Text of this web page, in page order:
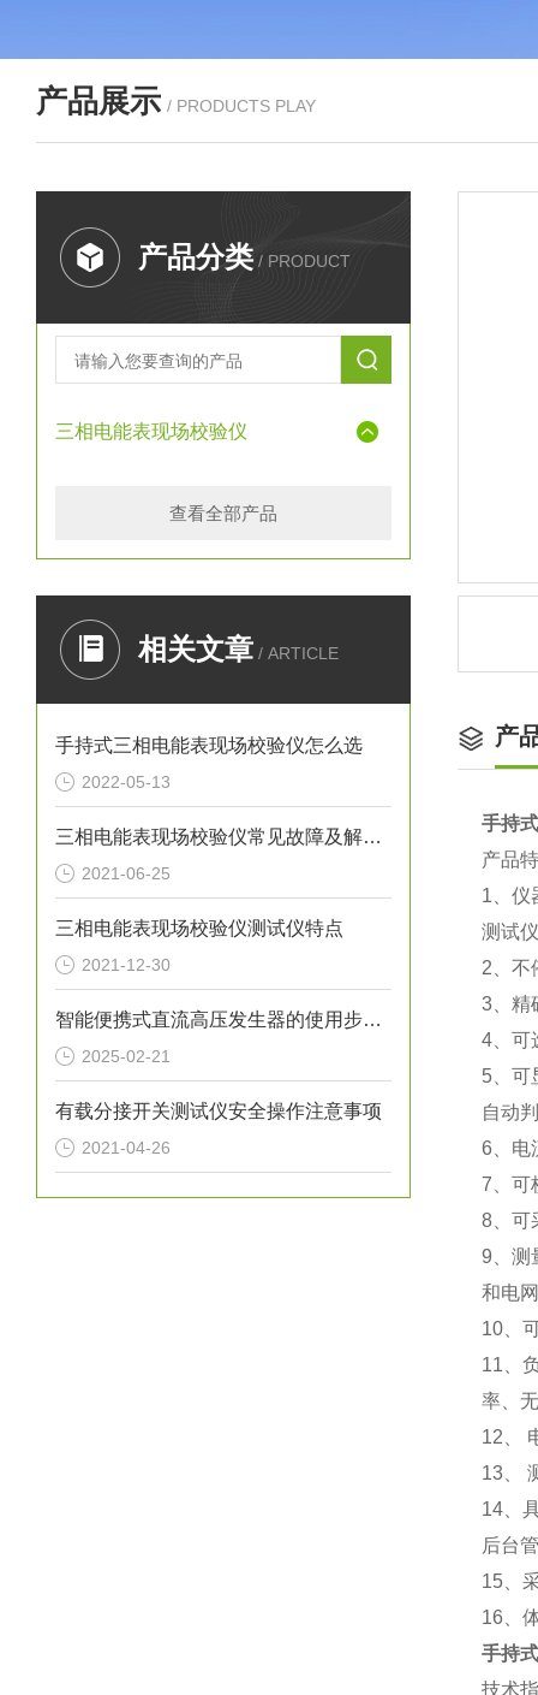
产品展示 / PRODUCTS PLAY
产品分类 / PRODUCT
三相电能表现场校验仪
查看全部产品
相关文章 / ARTICLE
手持式三相电能表现场校验仪怎么选
2022-05-13
三相电能表现场校验仪常见故障及解决方法
2021-06-25
三相电能表现场校验仪测试仪特点
2021-12-30
智能便携式直流高压发生器的使用步骤如下
2025-02-21
有载分接开关测试仪安全操作注意事项
2021-04-26
产
手持
产品
1、仪
测试
2、不
3、精
4、可
5、可
自动
6、电
7、可
8、可
9、测
和电
10、
11、
率、
12、
13、
14、
后台
15、
16、
手持
技术